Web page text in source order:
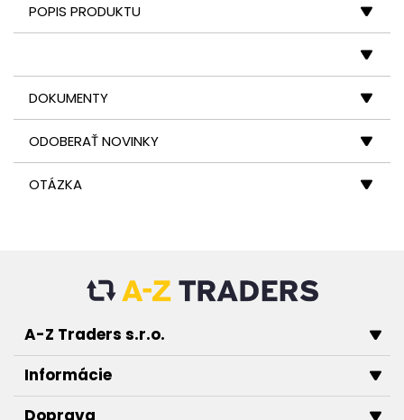
POPIS PRODUKTU
DOKUMENTY
ODOBERAŤ NOVINKY
OTÁZKA
A-Z Traders s.r.o.
Informácie
Doprava